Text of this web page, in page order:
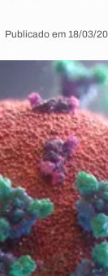
Publicado em 18/03/